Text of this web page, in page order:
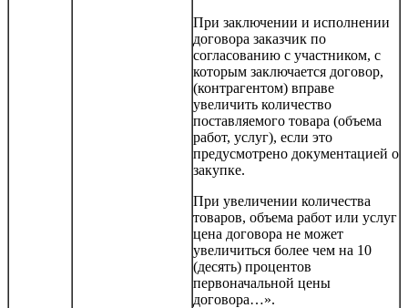
При заключении и исполнении
договора заказчик по
согласованию с участником, с
которым заключается договор,
(контрагентом) вправе
увеличить количество
поставляемого товара (объема
работ, услуг), если это
предусмотрено документацией о
закупке.
При увеличении количества
товаров, объема работ или услуг
цена договора не может
увеличиться более чем на 10
(десять) процентов
первоначальной цены
договора…».